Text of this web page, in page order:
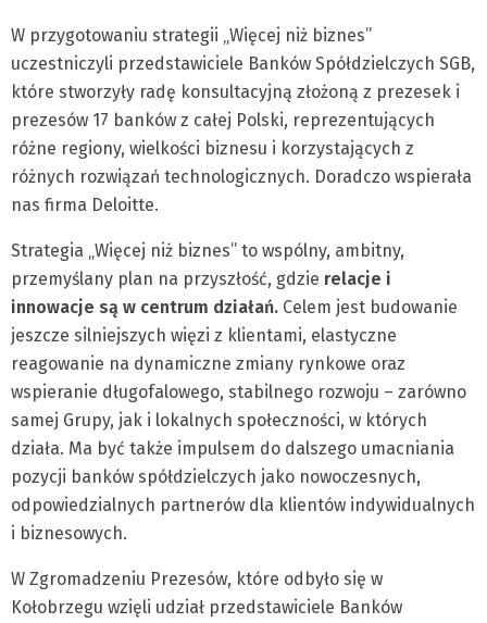
W przygotowaniu strategii „Więcej niż biznes”
uczestniczyli przedstawiciele Banków Spółdzielczych SGB,
które stworzyły radę konsultacyjną złożoną z prezesek i
prezesów 17 banków z całej Polski, reprezentujących
różne regiony, wielkości biznesu i korzystających z
różnych rozwiązań technologicznych. Doradczo wspierała
nas firma Deloitte.
Strategia „Więcej niż biznes” to wspólny, ambitny,
przemyślany plan na przyszłość, gdzie relacje i
innowacje są w centrum działań. Celem jest budowanie
jeszcze silniejszych więzi z klientami, elastyczne
reagowanie na dynamiczne zmiany rynkowe oraz
wspieranie długofalowego, stabilnego rozwoju – zarówno
samej Grupy, jak i lokalnych społeczności, w których
działa. Ma być także impulsem do dalszego umacniania
pozycji banków spółdzielczych jako nowoczesnych,
odpowiedzialnych partnerów dla klientów indywidualnych
i biznesowych.
W Zgromadzeniu Prezesów, które odbyło się w
Kołobrzegu wzięli udział przedstawiciele Banków